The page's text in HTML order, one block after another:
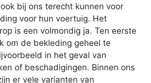
bij ons terecht kunnen voor
voor hun voertuig. Het
is een volmondig ja. Ten eerste
om de bekleding geheel te
in het geval van
of beschadigingen. Binnen ons
er vele varianten van